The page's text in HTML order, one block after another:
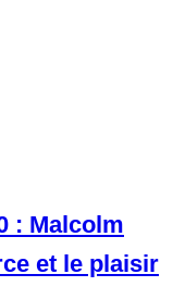
: Malcolm
et le plaisir